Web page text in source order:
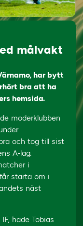
målvakt
har bytt
bra att ha
hemsida.
moderklubben
och tog till sist
A-lag.
i
starta om i
näst
hade Tobias